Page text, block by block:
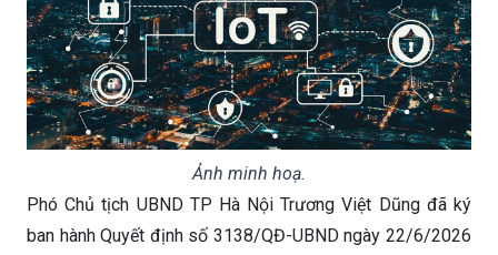
Ảnh minh hoạ.
Phó Chủ tịch UBND TP Hà Nội Trương Việt Dũng đã ký
ban hành Quyết định số 3138/QĐ-UBND ngày 22/6/2026